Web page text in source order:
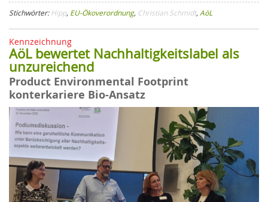
Stichwörter: Hipp, EU-Ökoverordnung, Christian Schmidt,AöL
Kennzeichnung
AöL bewertet Nachhaltigkeitslabel als
unzureichend
Product Environmental Footprint
konterkariere Bio-Ansatz